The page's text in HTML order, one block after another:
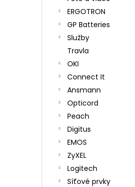
ERGOTRON
GP Batteries
Služby
Travla
OKI
Connect It
Ansmann
Opticord
Peach
Digitus
EMOS
ZyXEL
Logitech
Síťové prvky